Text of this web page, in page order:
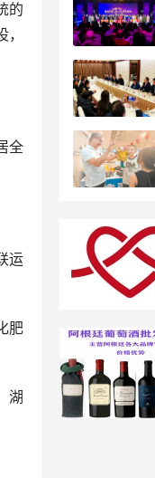
的
全
运
肥
湖